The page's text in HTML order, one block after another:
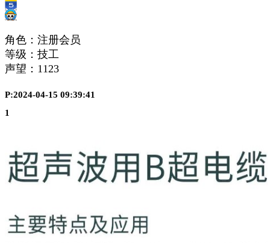
角色：注册会员
等级：技工
声望： 1123
P:2024-04-15 09:39:41
1